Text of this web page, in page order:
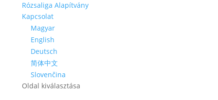
Rózsaliga Alapítvány
Kapcsolat
Magyar
English
Deutsch
简体中文
Slovenčina
Oldal kiválasztása